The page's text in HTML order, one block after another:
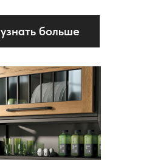
узнать больше